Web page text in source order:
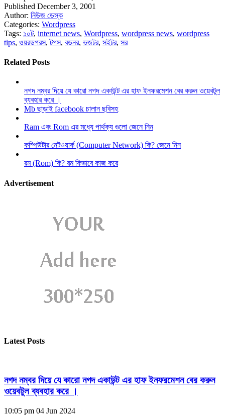
Published December 3, 2001
Author: নিউজ ডেস্ক
Categories: Wordpress
Tags: ১০ট, internet news, Wordpress, wordpress news, wordpress
tips, ওয়রডপরস,টপস, বডনর, ভজটর, সইটর, সর
Related Posts
নগদ নম্বর দিয়ে যে কারো নগদ একাউন্ট এর হাফ ইনফরমেশন বের করুন ওয়েবটুল
ব্যবহার করে ।
Mb ছাড়াই facebook চালান ছবিসহ
Ram এবং Rom এর মধ্যে পার্থক্য গুলো জেনে নিন
কম্পিউটার নেটওয়ার্ক (Computer Network) কি? জেনে নিন
রম (Rom) কি? রম কিভাবে কাজ করে
Advertisement
Latest Posts
নগদ নম্বর দিয়ে যে কারো নগদ একাউন্ট এর হাফ ইনফরমেশন বের করুন
ওয়েবটুল ব্যবহার করে ।
10:05 pm 04 Jun 2024